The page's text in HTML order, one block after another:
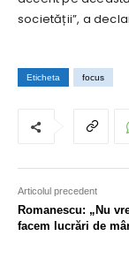
societății”, a
Eticheta focus
Articolul precedent
Romanescu: „Nu
facem lucrări de